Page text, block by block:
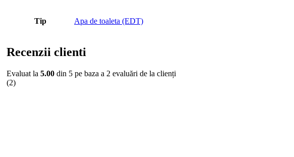
Tip Apa de toaleta (EDT)
Recenzii clienti
Evaluat la 5.00 din 5 pe baza a 2 evaluări de la clienți
(2)